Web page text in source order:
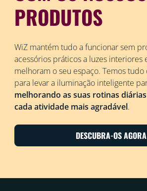
PRODUTOS
WiZ mantém tudo a funcionar sem
acessórios práticos a luzes interiores
melhoram o seu espaço. Temos
para levar a iluminação inteligente
melhorando as suas rotinas diárias
cada atividade mais agradável.
DESCUBRA-OS AGORA